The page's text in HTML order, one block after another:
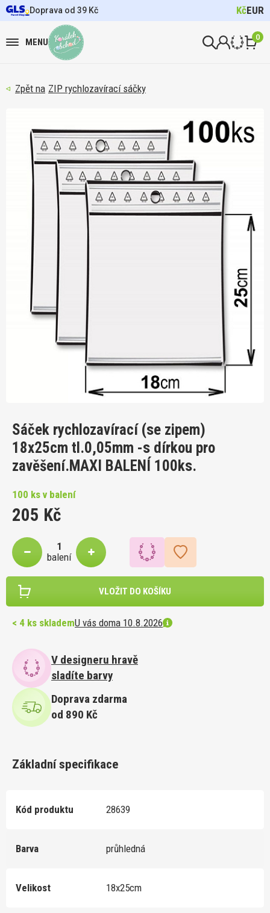
Doprava od 39 Kč KčEUR
MENU 0
ZIP rychlozavírací sáčky
Sáček rychlozavírací (se zipem)
18x25cm tl.0,05mm -s dírkou pro
zavěšení.MAXI BALENÍ 100ks.
100 ks v balení
205 Kč
balení
VLOŽIT DO KOŠÍKU
< 4 ks sklademU vás doma 10.8.2026
V designeru hravě
sladíte barvy
Doprava zdarma
od 890 Kč
Základní specifikace
Kód produktu 28639
Barva průhledná
Velikost 18x25cm